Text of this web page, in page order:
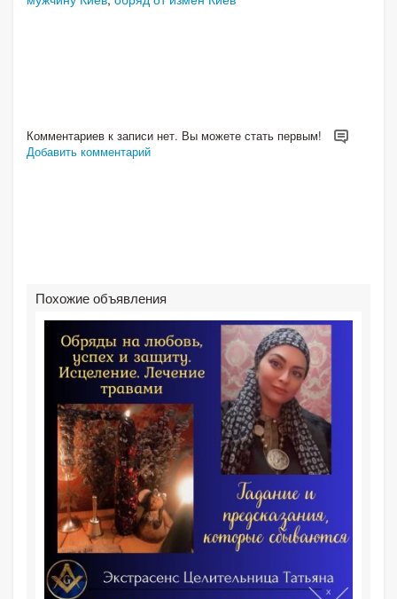
Комментариев к записи нет. Вы можете стать первым!
Добавить комментарий
Похожие объявления